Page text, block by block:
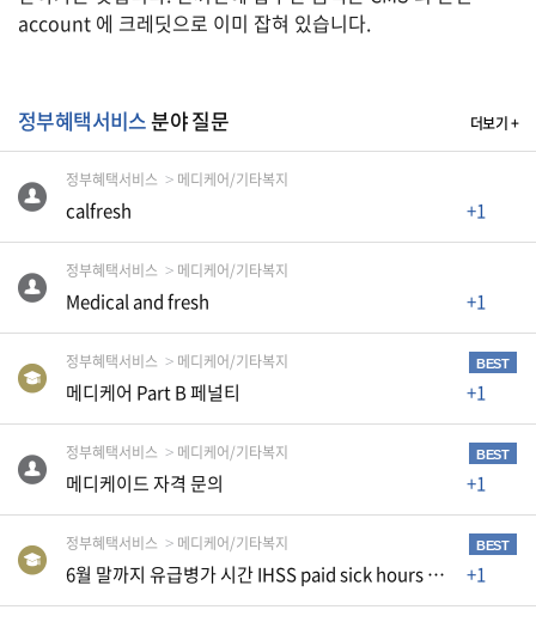
국
생
질
문
공
사
항
K
account 에 크레딧으로 이미 잡혀 있습니다.
정부혜택서비스분야 질문 더보기 +
정부혜택서비스 메디케어/기타복지
calfresh +1
정부혜택서비스 메디케어/기타복지
Medical and fresh +1
정부혜택서비스 메디케어/기타복지 BEST
메디케어 Part B 페널티 +1
정부혜택서비스 메디케어/기타복지 BEST
메디케이드 자격 문의 +1
정부혜택서비스 메디케어/기타복지 BEST
6월 말까지 유급병가 시간 IHSS paid sick hours 을 청구하지 않으면 없어지나요? +1